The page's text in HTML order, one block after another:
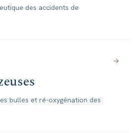
des accidents de
→
bulles et ré-oxygénation des